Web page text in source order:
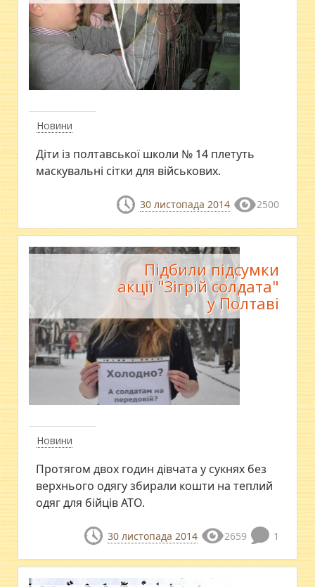
Новини
Діти із полтавської школи № 14 плетуть
маскувальні сітки для військових.
30 листопада 2014 2500
Новини
Підбили підсумки
акції "Зігрій солдата"
у Полтаві
Протягом двох годин дівчата у сукнях без
верхнього одягу збирали кошти на теплий
одяг для бійців АТО.
30 листопада 2014 2659 1